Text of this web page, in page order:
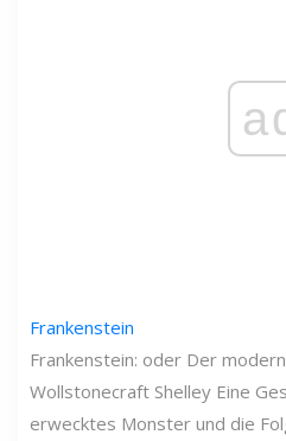
Frankenstein
Frankenstein: oder Der
Wollstonecraft Shelley Eine
erwecktes Monster und die